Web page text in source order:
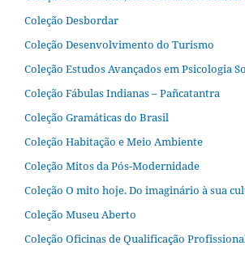
Coleção Desbordar
Coleção Desenvolvimento do Turismo
Coleção Estudos Avançados em Psicologia
Coleção Fábulas Indianas – Pañcatantra
Coleção Gramáticas do Brasil
Coleção Habitação e Meio Ambiente
Coleção Mitos da Pós-Modernidade
Coleção O mito hoje. Do imaginário à sua
Coleção Museu Aberto
Coleção Oficinas de Qualificação